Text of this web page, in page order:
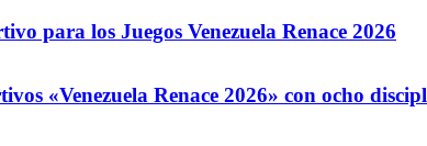
para los Juegos Venezuela Renace 2026
«Venezuela Renace 2026» con ocho